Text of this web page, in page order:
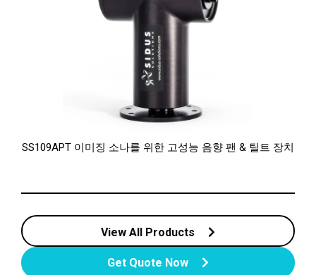
SS109APT 이미징 소나를 위한 고성능 음향 팬 & 틸트 장치
View All Products
Get Quote Now